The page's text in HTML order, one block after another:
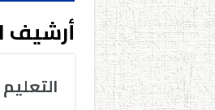
أرشيف